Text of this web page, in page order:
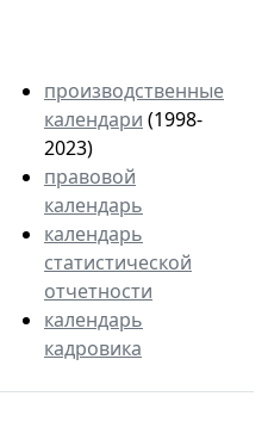
производственные
календари (1998-
2023)
правовой
календарь
календарь
статистической
отчетности
календарь
кадровика